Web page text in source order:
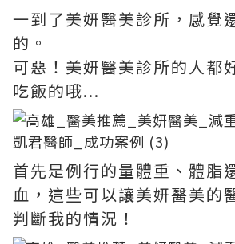
一到了美妍醫美診所，感覺
的。
可惡！美妍醫美診所的人都
吃飯的哦...
首先是例行的量體重、體脂
血，這些可以讓美妍醫美的
判斷我的情況！